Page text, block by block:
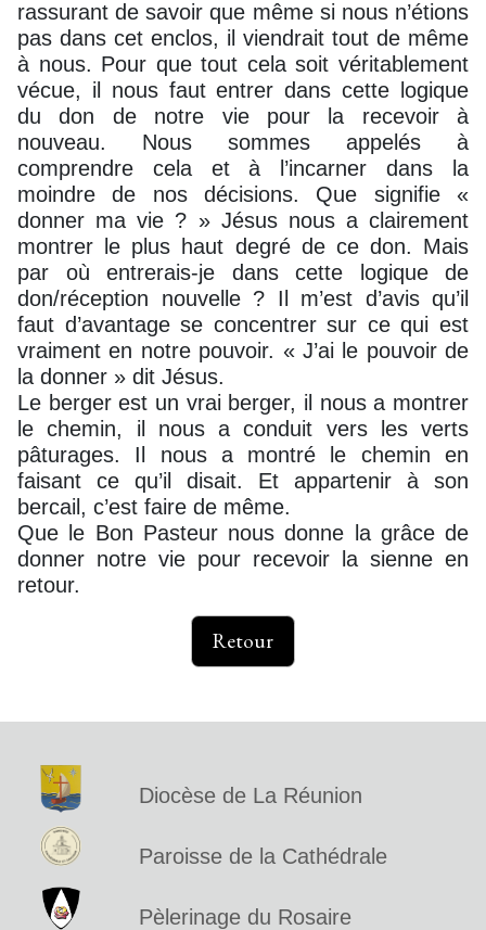
rassurant de savoir que même si nous n’étions
pas dans cet enclos, il viendrait tout de même
à nous. Pour que tout cela soit véritablement
vécue, il nous faut entrer dans cette logique
du don de notre vie pour la recevoir à
nouveau. Nous sommes appelés à
comprendre cela et à l’incarner dans la
moindre de nos décisions. Que signifie «
donner ma vie ? » Jésus nous a clairement
montrer le plus haut degré de ce don. Mais
par où entrerais-je dans cette logique de
don/réception nouvelle ? Il m’est d’avis qu’il
faut d’avantage se concentrer sur ce qui est
vraiment en notre pouvoir. « J’ai le pouvoir de
la donner » dit Jésus.
Le berger est un vrai berger, il nous a montrer
le chemin, il nous a conduit vers les verts
pâturages. Il nous a montré le chemin en
faisant ce qu’il disait. Et appartenir à son
bercail, c’est faire de même.
Que le Bon Pasteur nous donne la grâce de
donner notre vie pour recevoir la sienne en
retour.
Retour
Diocèse de La Réunion
Paroisse de la Cathédrale
Pèlerinage du Rosaire